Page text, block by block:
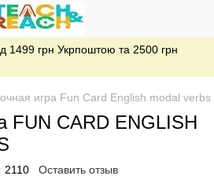
1499 грн Укрпоштою та 2500 грн
игра Fun Card English modal verbs
FUN CARD ENGLISH
2110 Оставить отзыв